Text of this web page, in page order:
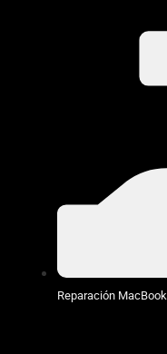
Reparación MacBook